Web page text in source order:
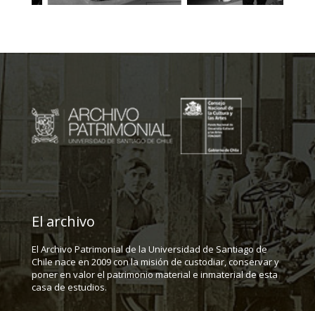
El archivo
El Archivo Patrimonial de la Universidad de Santiago de
Chile nace en 2009 con la misión de custodiar, conservar y
poner en valor el patrimonio material e inmaterial de esta
casa de estudios.